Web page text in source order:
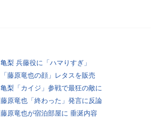
亀梨 兵藤役に「ハマりすぎ」
「藤原竜也の顔」レタスを販売
亀梨「カイジ」参戦で最狂の敵に
藤原竜也「終わった」発言に反論
藤原竜也が宿泊部屋に 垂涎内容